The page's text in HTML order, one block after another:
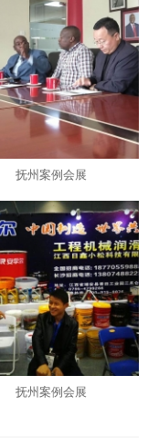
抚州案例会展
抚州案例会展